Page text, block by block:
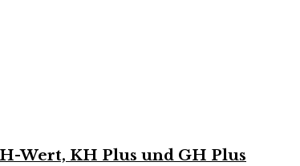
Wert, KH Plus und GH Plus